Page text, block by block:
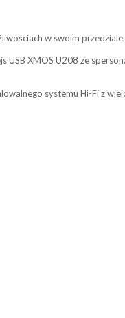
w swoim przedziale
XMOS U208 ze
systemu Hi-Fi z